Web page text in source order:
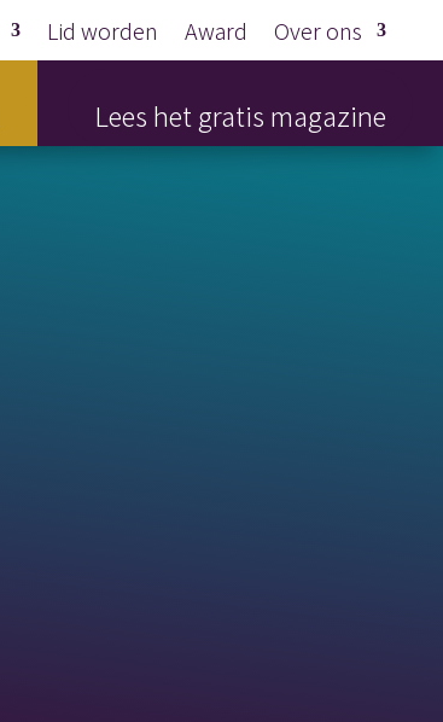
Lid worden Award Over ons
Lees het gratis magazine